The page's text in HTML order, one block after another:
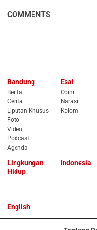
COMMENTS
Bandung
Berita
Cerita
Liputan Khusus
Foto
Video
Podcast
Agenda
Esai
Opini
Narasi
Kolom
Lingkungan
Hidup
Indonesia
English